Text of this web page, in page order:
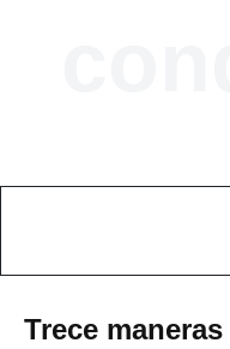
Trece